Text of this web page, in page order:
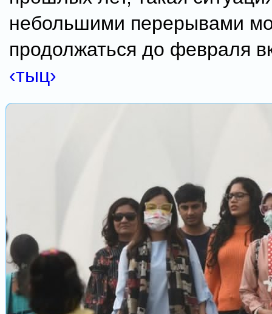
небольшими перерывами
продолжаться до февраля
‹тыц›